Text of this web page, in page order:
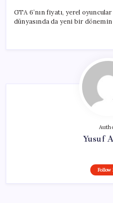
GTA 6’nın fiyatı, yerel
dünyasında da yeni bir
Yusuf
Follow